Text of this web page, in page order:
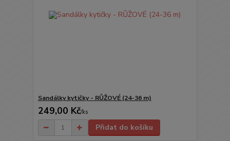
Sandálky kytičky - RŮŽOVÉ (24-36 m)
249,00 Kč/ks
Přidat do košíku